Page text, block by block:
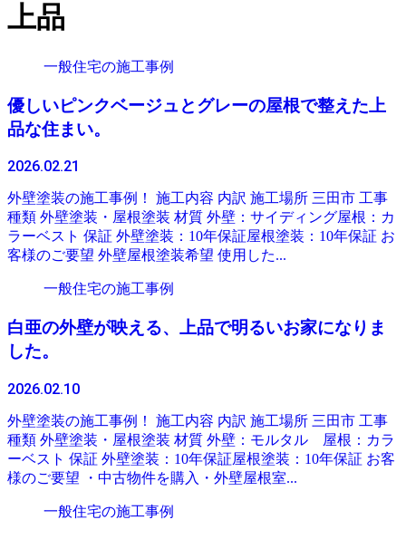
上品
一般住宅の施工事例
優しいピンクベージュとグレーの屋根で整えた上
品な住まい。
2026.02.21
外壁塗装の施工事例！ 施工内容 内訳 施工場所 三田市 工事
種類 外壁塗装・屋根塗装 材質 外壁：サイディング屋根：カ
ラーベスト 保証 外壁塗装：10年保証屋根塗装：10年保証 お
客様のご要望 外壁屋根塗装希望 使用した...
一般住宅の施工事例
白亜の外壁が映える、上品で明るいお家になりま
した。
2026.02.10
外壁塗装の施工事例！ 施工内容 内訳 施工場所 三田市 工事
種類 外壁塗装・屋根塗装 材質 外壁：モルタル 屋根：カラ
ーベスト 保証 外壁塗装：10年保証屋根塗装：10年保証 お客
様のご要望 ・中古物件を購入・外壁屋根室...
一般住宅の施工事例